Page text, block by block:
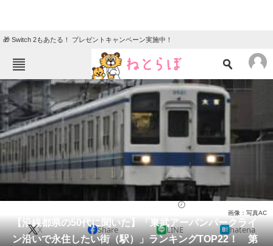
🎁 Switch 2もあたる！ プレゼントキャンペーン実施中！
ねとらぼメニュー
TOP ニュース
エンタメ クイズ
グルメ
住まい 教育・育児
リサーチ
会員記事
【沿線都県の50代に聞いた】「東武アーバンパークライ
ン沿いで永住したい街（駅）」ランキングTOP22！ 第
画像：写真AC
X Share LINE hatena